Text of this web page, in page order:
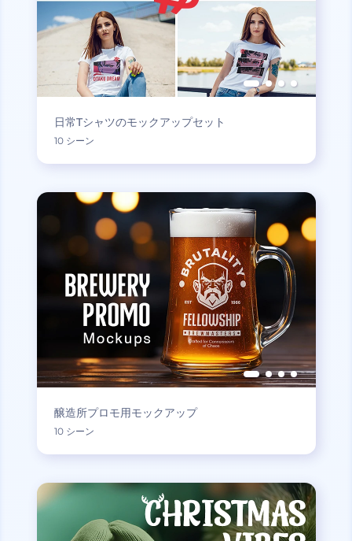
日常Tシャツのモックアップセット
10 シーン
醸造所プロモ用モックアップ
10 シーン